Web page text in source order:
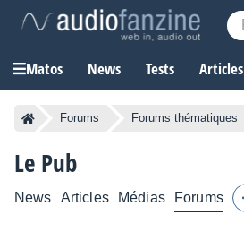
Matos News Tests Articles
Forums Forums thématiques
Le Pub
News Articles Médias Forums